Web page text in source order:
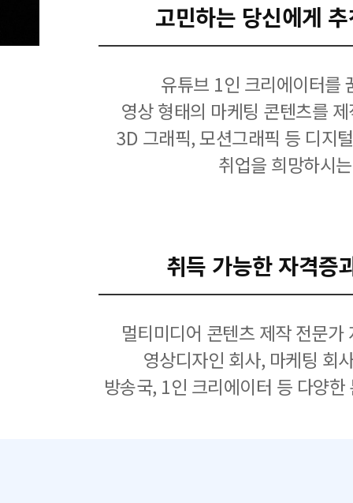
고민하는 당신에게
유튜브 1인 크리에이터를
영상 형태의 마케팅 콘텐츠를
3D 그래픽, 모션그래픽 등 디지
취업을 희망하시
취득 가능한 자격증
멀티미디어 콘텐츠 제작 전문가
영상디자인 회사, 마케팅 회
방송국, 1인 크리에이터 등 다양